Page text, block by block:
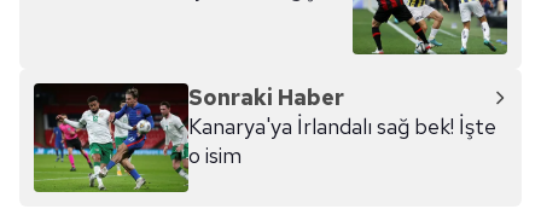
kılınması ve kişiselleştirilmesi ve sizlere yönelik
reklam/pazarlama faaliyetlerinin yapılması, amaçlarıyla
sınırlı olarak açık rızanız dahilinde kullanılacaktır.
Çerezlere ilişkin tercihlerinizi aşağıda yer alan panel
vasıtasıyla belirleyebilirsiniz. Çerezlere ilişkin detaylı bilgi
için Ayarlar butonuna tıklayabilir,
Sonraki Haber
Kanarya'ya İrlandalı sağ bek! İşte
o isim